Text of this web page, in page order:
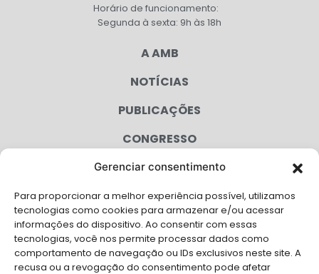
Gerenciar consentimento
Para proporcionar a melhor experiência possível, utilizamos
tecnologias como cookies para armazenar e/ou acessar
informações do dispositivo. Ao consentir com essas
tecnologias, você nos permite processar dados como
comportamento de navegação ou IDs exclusivos neste site. A
recusa ou a revogação do consentimento pode afetar
Horário de funcionamento:
Segunda à sexta: 9h às 18h
A AMB
NOTÍCIAS
PUBLICAÇÕES
CONGRESSO
AGENDA
CAMPANHAS
SERVIÇOS
FILIADAS